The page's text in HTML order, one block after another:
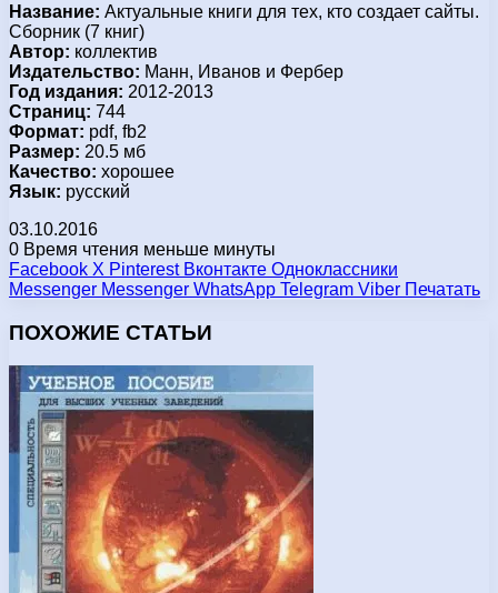
Название: Актуальные книги для тех, кто создает сайты.
Сборник (7 книг)
Автор: коллектив
Издательство: Манн, Иванов и Фербер
Год издания: 2012-2013
Страниц: 744
Формат: pdf, fb2
Размер: 20.5 мб
Качество: хорошее
Язык: русский
03.10.2016
0 Время чтения меньше минуты
Facebook X Pinterest Вконтакте Одноклассники
Messenger Messenger WhatsApp Telegram Viber Печатать
ПОХОЖИЕ СТАТЬИ